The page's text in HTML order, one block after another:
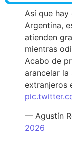
Así que hay
Argentina,
atienden
mientras
Acabo de
arancelar la
extranjeros
— Agustín
2026